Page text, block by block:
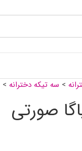
> سه تیکه دخترانه>
صورتی